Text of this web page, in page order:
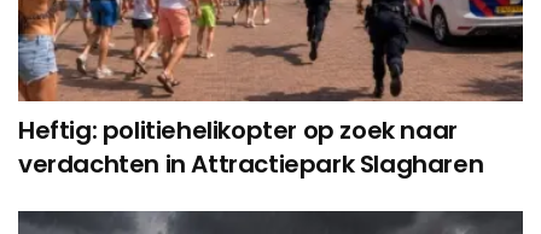
Heftig: politiehelikopter op zoek naar
verdachten in Attractiepark Slagharen